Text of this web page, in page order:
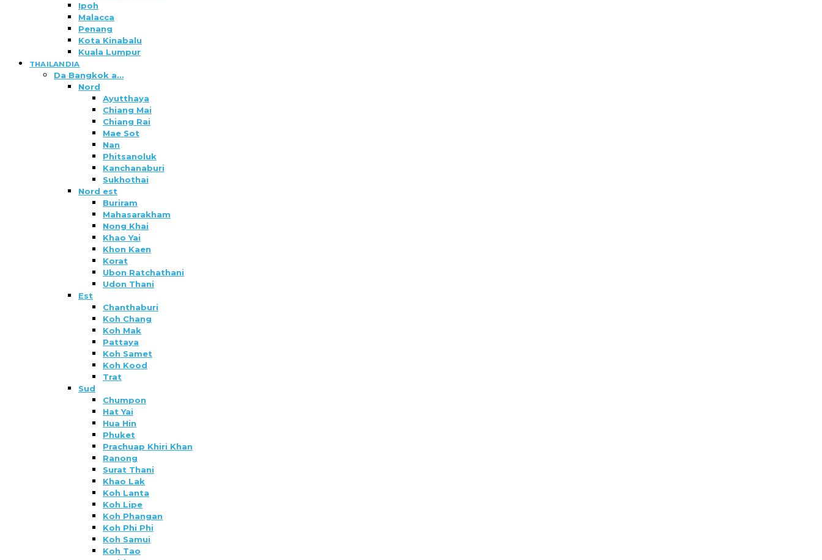
Ipoh
Malacca
Penang
Kota Kinabalu
Kuala Lumpur
THAILANDIA
Da Bangkok a…
Nord
Ayutthaya
Chiang Mai
Chiang Rai
Mae Sot
Nan
Phitsanoluk
Kanchanaburi
Sukhothai
Nord est
Buriram
Mahasarakham
Nong Khai
Khao Yai
Khon Kaen
Korat
Ubon Ratchathani
Udon Thani
Est
Chanthaburi
Koh Chang
Koh Mak
Pattaya
Koh Samet
Koh Kood
Trat
Sud
Chumpon
Hat Yai
Hua Hin
Phuket
Prachuap Khiri Khan
Ranong
Surat Thani
Khao Lak
Koh Lanta
Koh Lipe
Koh Phangan
Koh Phi Phi
Koh Samui
Koh Tao